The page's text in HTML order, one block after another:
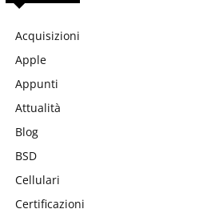
Acquisizioni
Apple
Appunti
Attualità
Blog
BSD
Cellulari
Certificazioni